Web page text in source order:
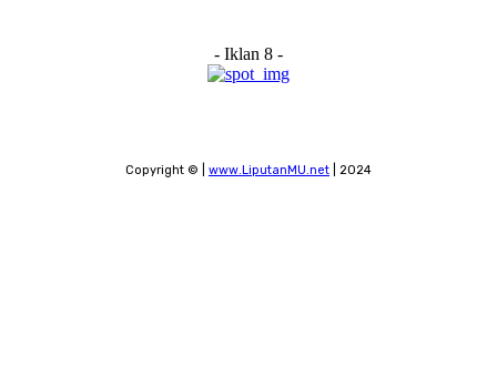
- Iklan 8 -
Copyright © | www.LiputanMU.net | 2024